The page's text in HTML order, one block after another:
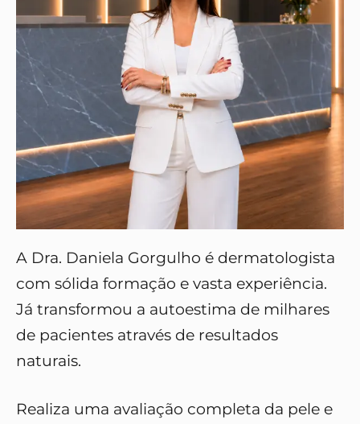
A Dra. Daniela Gorgulho é dermatologista
com sólida formação e vasta experiência.
Já transformou a autoestima de milhares
de pacientes através de resultados
naturais.
Realiza uma avaliação completa da pele e